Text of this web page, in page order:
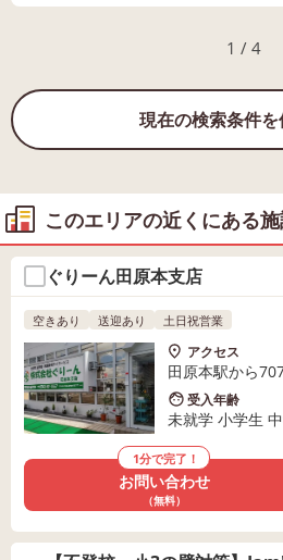
1 / 4
現在の検索条件
このエリアの近くにある
ぐりーん田原本支店
空きあり 送迎あり 土日祝営業
アクセス
田原本駅から
受入年齢
未就学 小学生
1分で完了！
お問い合わせ
（無料）